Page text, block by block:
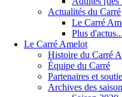
Actualités du Carré
Le Carré
Plus d'actus...
Le Carré Amelot
Histoire du Carré
Équipe du Carré
Partenaires et
Archives des